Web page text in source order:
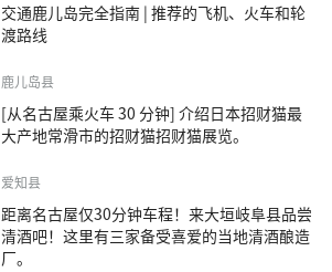
交通鹿儿岛完全指南 | 推荐的飞机、火车和轮
渡路线
鹿儿岛县
[从名古屋乘火车 30 分钟] 介绍日本招财猫最
大产地常滑市的招财猫招财猫展览。
爱知县
距离名古屋仅30分钟车程！来大垣岐阜县品尝
清酒吧！这里有三家备受喜爱的当地清酒酿造
厂。